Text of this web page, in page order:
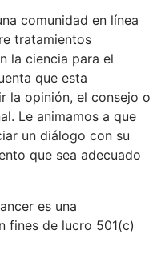
comunidad en línea
tratamientos
la ciencia para el
que esta
la opinión, el consejo o
Le animamos a que
un diálogo con su
que sea adecuado
es una
fines de lucro 501(c)